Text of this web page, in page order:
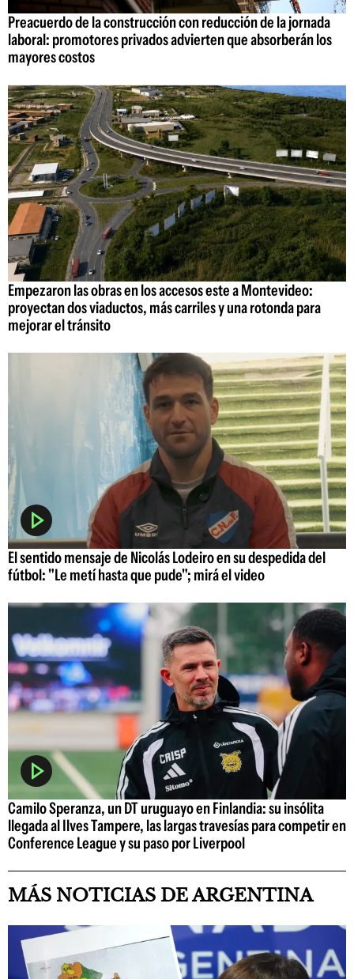
Preacuerdo de la construcción con reducción de la jornada
laboral: promotores privados advierten que absorberán los
mayores costos
Empezaron las obras en los accesos este a Montevideo:
proyectan dos viaductos, más carriles y una rotonda para
mejorar el tránsito
El sentido mensaje de Nicolás Lodeiro en su despedida del
fútbol: "Le metí hasta que pude"; mirá el video
Camilo Speranza, un DT uruguayo en Finlandia: su insólita
llegada al Ilves Tampere, las largas travesías para competir en
Conference League y su paso por Liverpool
MÁS NOTICIAS DE ARGENTINA